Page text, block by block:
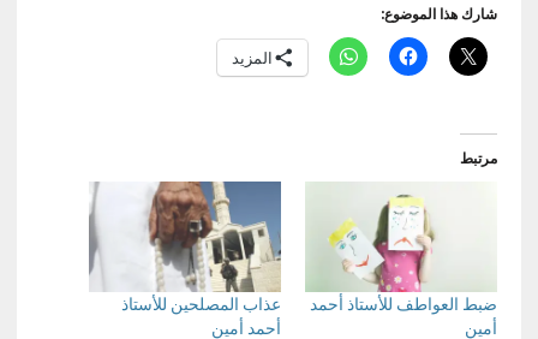
شارك هذا الموضوع:
المزيد
مرتبط
ضبط العواطف للأستاذ أحمد
أمين
عذاب المصلحين للأستاذ
أحمد أمين